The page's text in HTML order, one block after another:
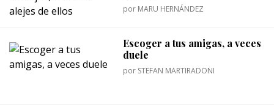
por MARU HERNÁNDEZ
Escoger a tus amigas, a veces
duele
por STEFAN MARTIRADONI